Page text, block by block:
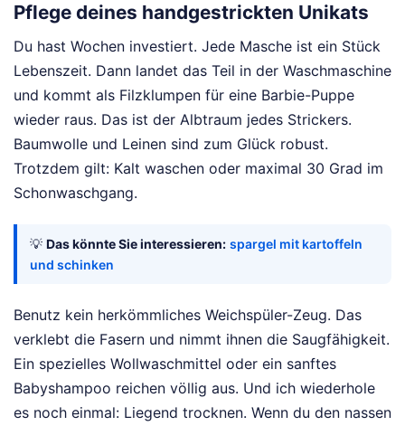
Pflege deines handgestrickten Unikats
Du hast Wochen investiert. Jede Masche ist ein Stück
Lebenszeit. Dann landet das Teil in der Waschmaschine
und kommt als Filzklumpen für eine Barbie-Puppe
wieder raus. Das ist der Albtraum jedes Strickers.
Baumwolle und Leinen sind zum Glück robust.
Trotzdem gilt: Kalt waschen oder maximal 30 Grad im
Schonwaschgang.
💡 Das könnte Sie interessieren: spargel mit kartoffeln
und schinken
Benutz kein herkömmliches Weichspüler-Zeug. Das
verklebt die Fasern und nimmt ihnen die Saugfähigkeit.
Ein spezielles Wollwaschmittel oder ein sanftes
Babyshampoo reichen völlig aus. Und ich wiederhole
es noch einmal: Liegend trocknen. Wenn du den nassen